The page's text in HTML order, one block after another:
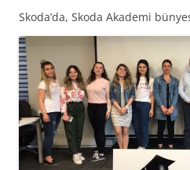
Skoda’da, Skoda Akademi